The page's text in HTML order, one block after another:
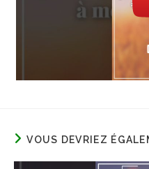
VOUS DEVRIEZ